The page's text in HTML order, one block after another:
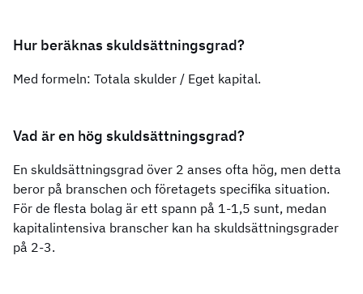
Hur beräknas skuldsättningsgrad?
Med formeln: Totala skulder / Eget kapital.
Vad är en hög skuldsättningsgrad?
En skuldsättningsgrad över 2 anses ofta hög, men detta
beror på branschen och företagets specifika situation.
För de flesta bolag är ett spann på 1-1,5 sunt, medan
kapitalintensiva branscher kan ha skuldsättningsgrader
på 2-3.